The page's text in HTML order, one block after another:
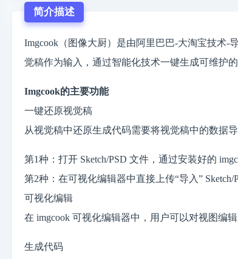
简介描述
Imgcook（图像大厨）是由阿里巴巴-大淘宝技术-
觉稿作为输入，通过智能化技术一键生成可维护
Imgcook的主要功能
一键还原视觉稿
从视觉稿中还原生成代码需要将视觉稿中的数据
第1种：打开 Sketch/PSD 文件，通过安装好的
第2种：在可视化编辑器中直接上传“导入”
可视化编辑
在 imgcook 可视化编辑器中，用户可以对视图编
生成代码